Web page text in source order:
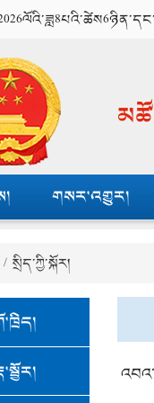
གསར་འགྱུར།
/ སྲིད་ཀྱི་སྐོར།